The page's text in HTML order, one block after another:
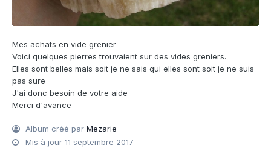
Mes achats en vide grenier
Voici quelques pierres trouvaient sur des vides greniers.
Elles sont belles mais soit je ne sais qui elles sont soit je ne suis
pas sure
J'ai donc besoin de votre aide
Merci d'avance
Album créé parMezarie
Mis à jour11 septembre 2017